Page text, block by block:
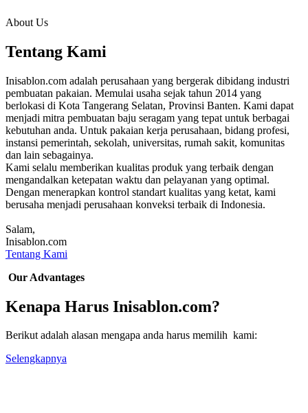
About Us
Tentang Kami
Inisablon.com adalah perusahaan yang bergerak dibidang industri
pembuatan pakaian. Memulai usaha sejak tahun 2014 yang
berlokasi di Kota Tangerang Selatan, Provinsi Banten. Kami dapat
menjadi mitra pembuatan baju seragam yang tepat untuk berbagai
kebutuhan anda. Untuk pakaian kerja perusahaan, bidang profesi,
instansi pemerintah, sekolah, universitas, rumah sakit, komunitas
dan lain sebagainya.
Kami selalu memberikan kualitas produk yang terbaik dengan
mengandalkan ketepatan waktu dan pelayanan yang optimal.
Dengan menerapkan kontrol standart kualitas yang ketat, kami
berusaha menjadi perusahaan konveksi terbaik di Indonesia.
Salam,
Inisablon.com
Tentang Kami
Our Advantages
Kenapa Harus Inisablon.com?
Berikut adalah alasan mengapa anda harus memilih kami:
Selengkapnya